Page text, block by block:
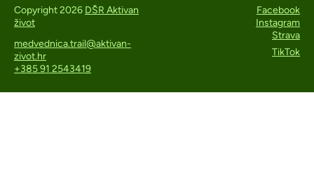
Copyright 2026 DŠR Aktivan
život
medvednica.trail@aktivan-
zivot.hr
+385 91 2543419
Facebook
Instagram
Strava
TikTok